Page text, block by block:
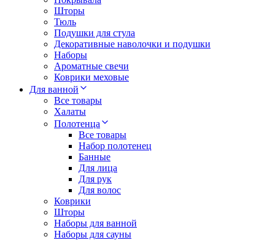
Шторы
Тюль
Подушки для стула
Декоративные наволочки и подушки
Наборы
Ароматные свечи
Коврики меховые
Для ванной
Все товары
Халаты
Полотенца
Все товары
Набор полотенец
Банные
Для лица
Для рук
Для волос
Коврики
Шторы
Наборы для ванной
Наборы для сауны